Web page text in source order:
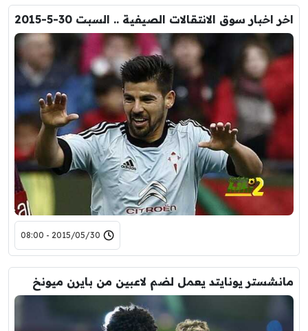
اخر اخبار سوق الانتقالات الصيفية .. السبت 30-5-2015
2015/05/30 - 08:00
مانشستر يونايتد يعمل لضم لاعبين من بايرن ميونخ